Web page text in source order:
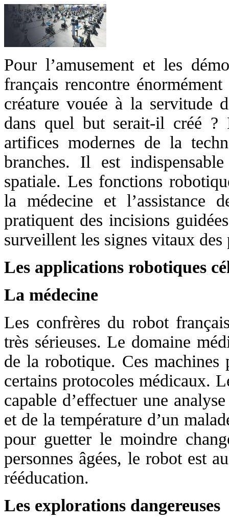
Pour l’amusement et les
français rencontre
créature vouée à la servitude
dans quel but serait-il créé ?
artifices modernes de la
branches. Il est
spatiale. Les fonctions
la médecine et l’assistance
pratiquent des incisions
surveillent les signes vitaux des
Les applications robotiques
La médecine
Les confrères du robot
très sérieuses. Le domaine
de la robotique. Ces machines
certains protocoles médicaux.
capable d’effectuer une
et de la température d’un
pour guetter le moindre
personnes âgées, le robot est
rééducation.
Les explorations dangereuses